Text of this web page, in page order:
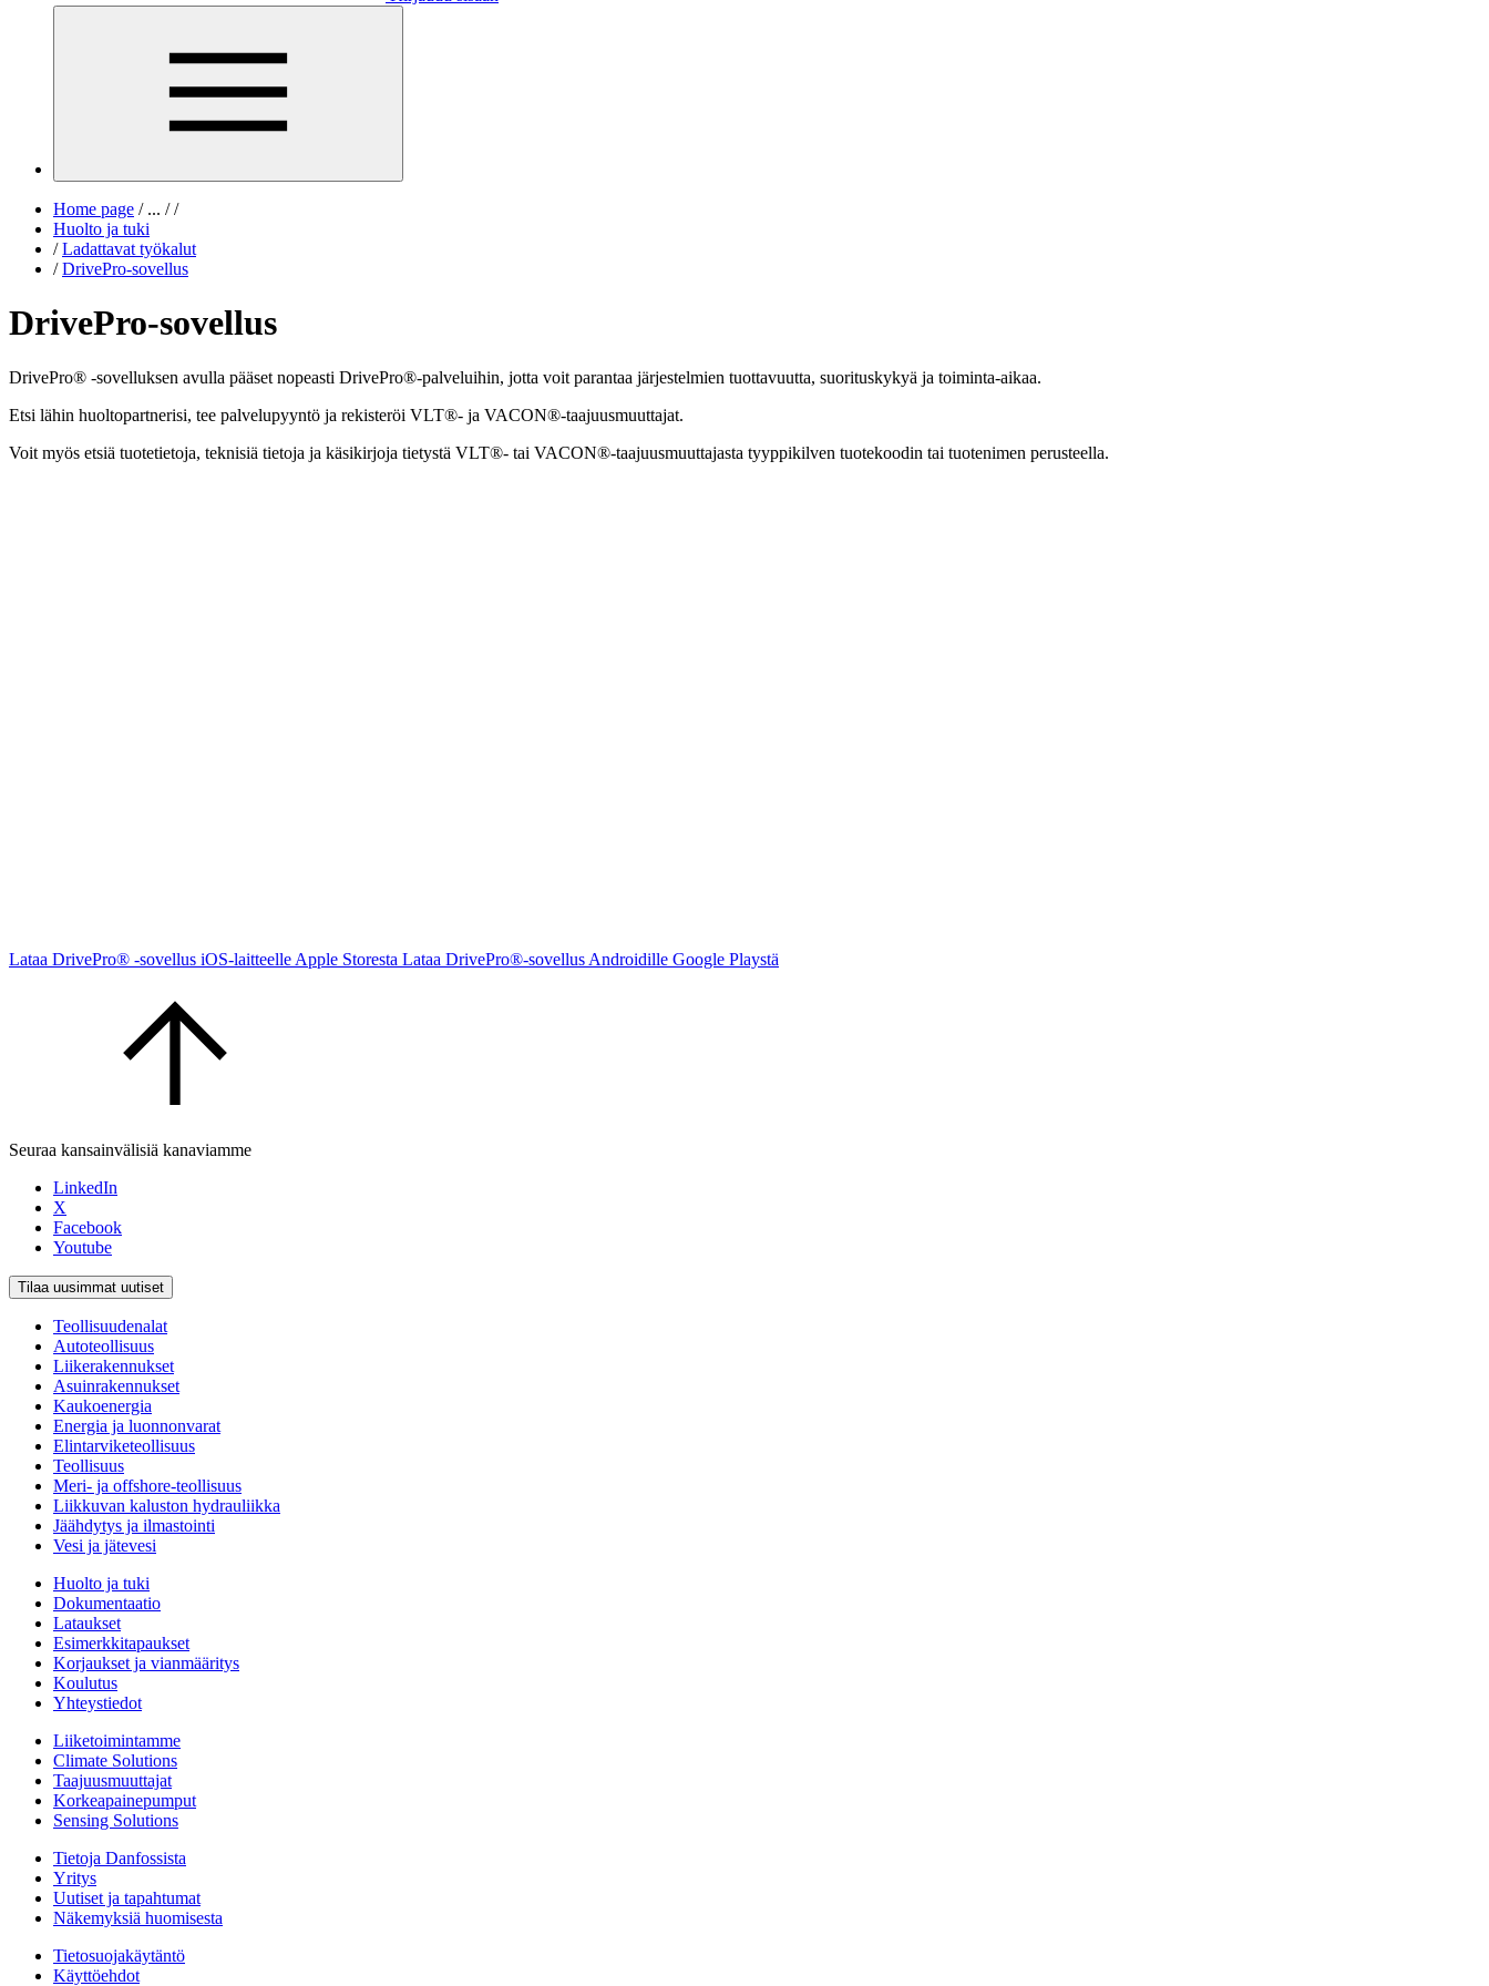
Home page /... / /
Huolto ja tuki
/ Ladattavat työkalut
/ DrivePro-sovellus
DrivePro-sovellus
DrivePro® -sovelluksen avulla pääset nopeasti DrivePro®-palveluihin, jotta voit parantaa järjestelmien tuottavuutta, suorituskykyä ja toiminta-aikaa.
Etsi lähin huoltopartnerisi, tee palvelupyyntö ja rekisteröi VLT®- ja VACON®-taajuusmuuttajat.
Voit myös etsiä tuotetietoja, teknisiä tietoja ja käsikirjoja tietystä VLT®- tai VACON®-taajuusmuuttajasta tyyppikilven tuotekoodin tai tuotenimen perusteella.
Lataa DrivePro® -sovellus iOS-laitteelle Apple Storesta Lataa DrivePro®-sovellus Androidille Google Playstä
Seuraa kansainvälisiä kanaviamme
LinkedIn
X
Facebook
Youtube
Tilaa uusimmat uutiset
Teollisuudenalat
Autoteollisuus
Liikerakennukset
Asuinrakennukset
Kaukoenergia
Energia ja luonnonvarat
Elintarviketeollisuus
Teollisuus
Meri- ja offshore-teollisuus
Liikkuvan kaluston hydrauliikka
Jäähdytys ja ilmastointi
Vesi ja jätevesi
Huolto ja tuki
Dokumentaatio
Lataukset
Esimerkkitapaukset
Korjaukset ja vianmääritys
Koulutus
Yhteystiedot
Liiketoimintamme
Climate Solutions
Taajuusmuuttajat
Korkeapainepumput
Sensing Solutions
Tietoja Danfossista
Yritys
Uutiset ja tapahtumat
Näkemyksiä huomisesta
Tietosuojakäytäntö
Käyttöehdot